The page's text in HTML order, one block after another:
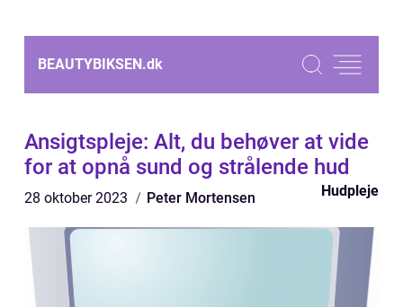
BEAUTYBIKSEN.dk
Ansigtspleje: Alt, du behøver at vide
for at opnå sund og strålende hud
28 oktober 2023 Peter Mortensen Hudpleje